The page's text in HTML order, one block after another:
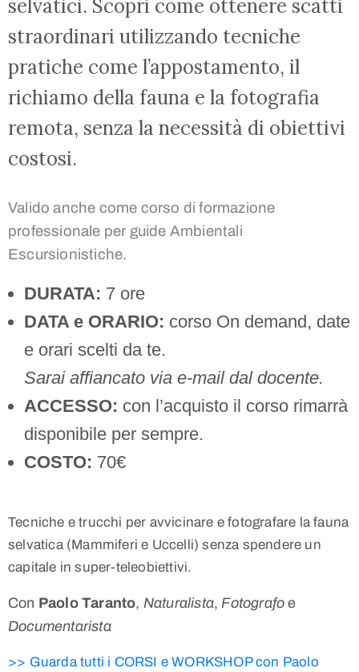
selvatici. Scopri come ottenere scatti
straordinari utilizzando tecniche
pratiche come l’appostamento, il
richiamo della fauna e la fotografia
remota, senza la necessità di obiettivi
costosi.
Valido anche come corso di formazione
professionale per guide Ambientali
Escursionistiche.
DURATA: 7 ore
DATA e ORARIO: corso On demand, date
e orari scelti da te.
Sarai affiancato via e-mail dal docente.
ACCESSO: con l’acquisto il corso rimarrà
disponibile per sempre.
COSTO: 70€
Tecniche e trucchi per avvicinare e fotografare la fauna
selvatica (Mammiferi e Uccelli) senza spendere un
capitale in super-teleobiettivi.
Con Paolo Taranto, Naturalista,Fotografo e
Documentarista
>> Guarda tutti i CORSI e WORKSHOP con Paolo